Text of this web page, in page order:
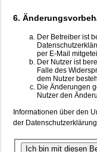
6.
Der Betreiber ist
per E-Mail
Der Nutzer ist
Falle des
dem Nutzer
Die Änderungen
Nutzer den
Informationen über den
der